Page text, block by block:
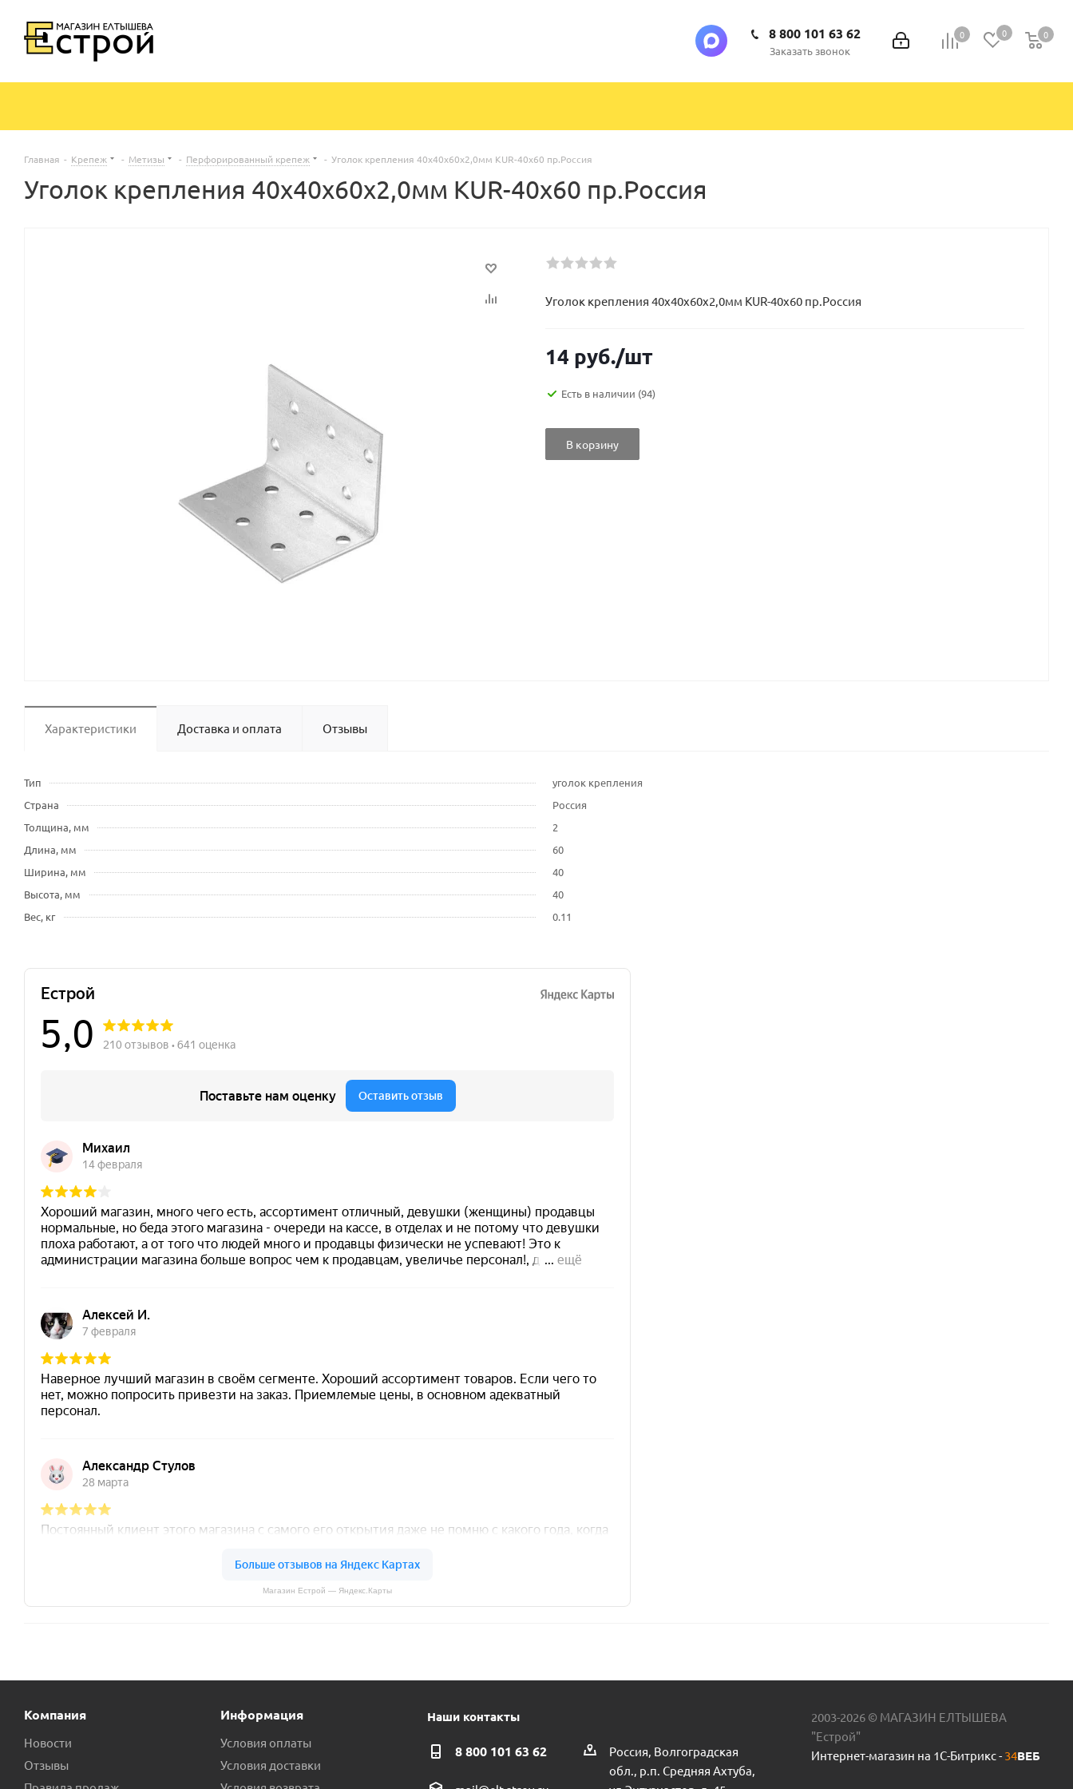
0 0 0
0
8 800 101 63 62
Заказать звонок
Главная - Крепеж - Метизы - Перфорированный крепеж - Уголок крепления 40х40х60х2,0мм KUR-40x60 пр.Россия
Уголок крепления 40х40х60х2,0мм KUR-40x60 пр.Россия
Уголок крепления 40х40х60х2,0мм KUR-40x60 пр.Россия
14 руб./шт
Есть в наличии (94)
В корзину
Характеристики Доставка и оплата Отзывы
Тип
уголок крепления
Страна
Россия
Толщина, мм
2
Длина, мм
60
Ширина, мм
40
Высота, мм
40
Вес, кг
0.11
Магазин Естрой — Яндекс.Карты
Компания
Новости
Отзывы
Информация
Условия оплаты
Условия доставки
Наши контакты
8 800 101 63 62
Россия, Волгоградская
обл., р.п. Средняя Ахтуба,
2003-2026 © МАГАЗИН ЕЛТЫШЕВА
"Естрой"
Интернет-магазин на 1С-Битрикс - 34ВЕБ